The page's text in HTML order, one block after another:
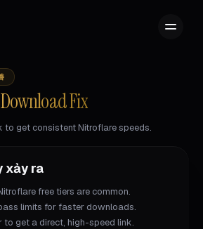
Fix
to get consistent Nitroflare speeds.
xảy ra
free tiers are common.
limits for faster downloads.
to get a direct, high-speed link.